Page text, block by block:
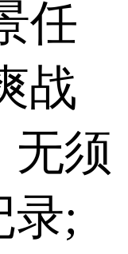
任
战
无须
录;